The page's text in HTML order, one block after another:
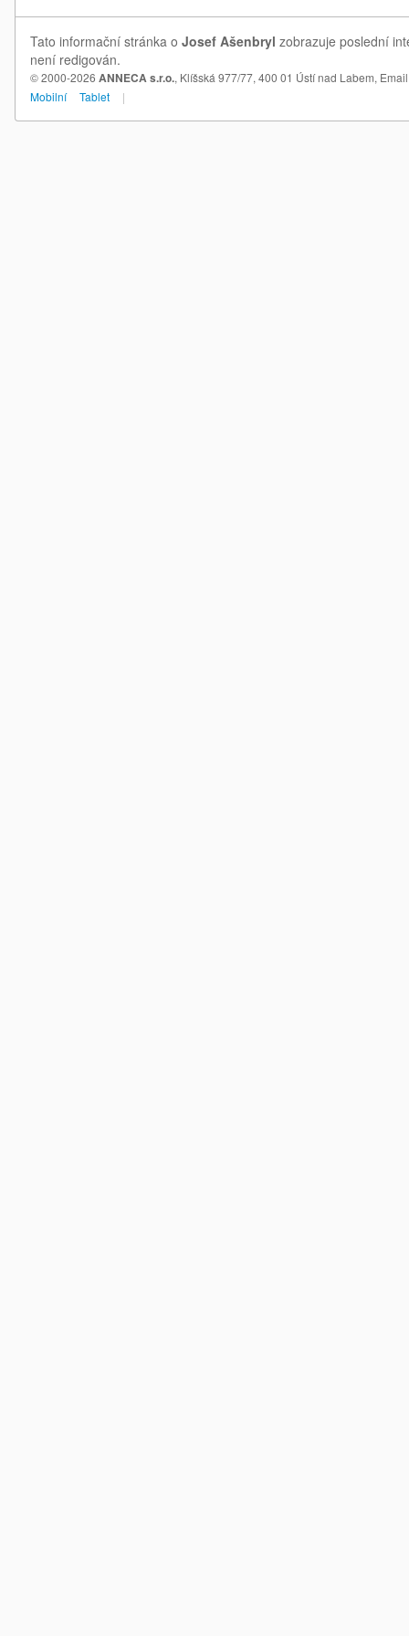
Tato informační stránka o Josef Ašenbryl zobrazuje poslední
není redigován.
© 2000-2026 ANNECA s.r.o., Klíšská 977/77, 400 01 Ústí nad Labem,
Mobilní
Tablet |